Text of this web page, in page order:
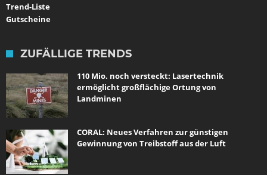
Trend-Liste
Gutscheine
ZUFÄLLIGE TRENDS
110 Mio. noch versteckt: Lasertechnik
ermöglicht großflächige Ortung von
Landminen
CORAL: Neues Verfahren zur günstigen
Gewinnung von Treibstoff aus der Luft